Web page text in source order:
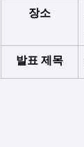
장소
발표 제목